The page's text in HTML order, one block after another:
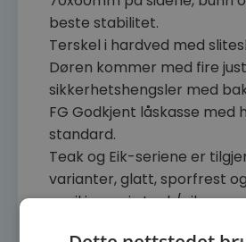
beste stabilitet.
Terskel i hardved med
Døren kommer med fire
sikkerhetshengsler med
FG Godkjent låskasse med
standard.
Teak og Eik-seriene er
varianter, glatt, sporfrest
speil i massiv teak/eik.